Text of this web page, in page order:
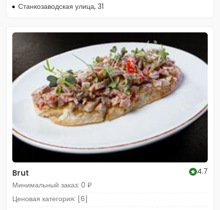
Станкозаводская улица, 31
Brut
4.7
Минимальный заказ: 0 ₽
Ценовая категория: [6]